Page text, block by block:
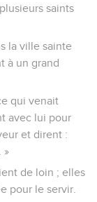
saints
la ville sainte
à un grand
qui venait
avec lui pour
et dirent :
»
de loin ; elles
pour le servir.